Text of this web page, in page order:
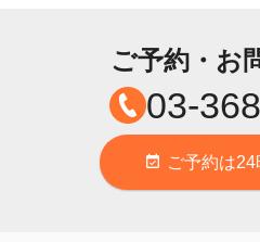
ご予約・お
03-
event_available ご予約は